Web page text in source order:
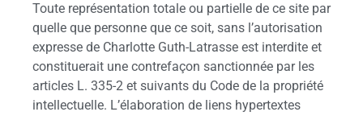
Toute représentation totale ou partielle de ce site par
quelle que personne que ce soit, sans l’autorisation
expresse de Charlotte Guth-Latrasse est interdite et
constituerait une contrefaçon sanctionnée par les
articles L. 335-2 et suivants du Code de la propriété
intellectuelle. L’élaboration de liens hypertextes